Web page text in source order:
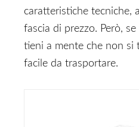
caratteristiche tecniche,
fascia di prezzo. Però,
tieni a mente che non
facile da trasportare.